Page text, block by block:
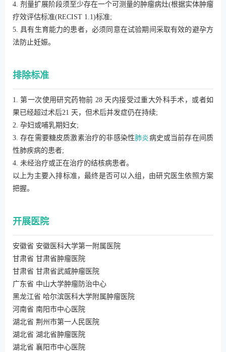
4. 剂量扩展阶段须至少存在一个可测量的肿瘤病灶(根据实体肿瘤
疗效评估标准(RECIST 1.1)标准;
5. 具有生育能力的患者，必须同意在试验期间采取有效的避孕方
法防止妊娠。
排除标准
1. 第一次使用研究药物前 28 天内接受过重大外科手术，或者如
果已经超过术后21 天，但术后并发症仍在持续;
2. 孕妇或哺乳期妇女;
3. 存在需要糖皮质激素治疗的非感染性肺炎病史或当前存在间质
性肺疾病的患者;
4. 未经治疗或正在治疗的结核病患者。
以上为主要入排标准，最终是否可以入组，由研究医生依照方案
把握。
开展医院
安徽省 安徽医科大学第一附属医院
甘肃省 甘肃省肿瘤医院
甘肃省 甘肃省武威肿瘤医院
广东省 中山大学肿瘤防治中心
黑龙江省 哈尔滨医科大学附属肿瘤医院
河南省 南阳市中心医院
湖北省 荆州市第一人民医院
湖北省 湖北省肿瘤医院
湖北省 襄阳市中心医院